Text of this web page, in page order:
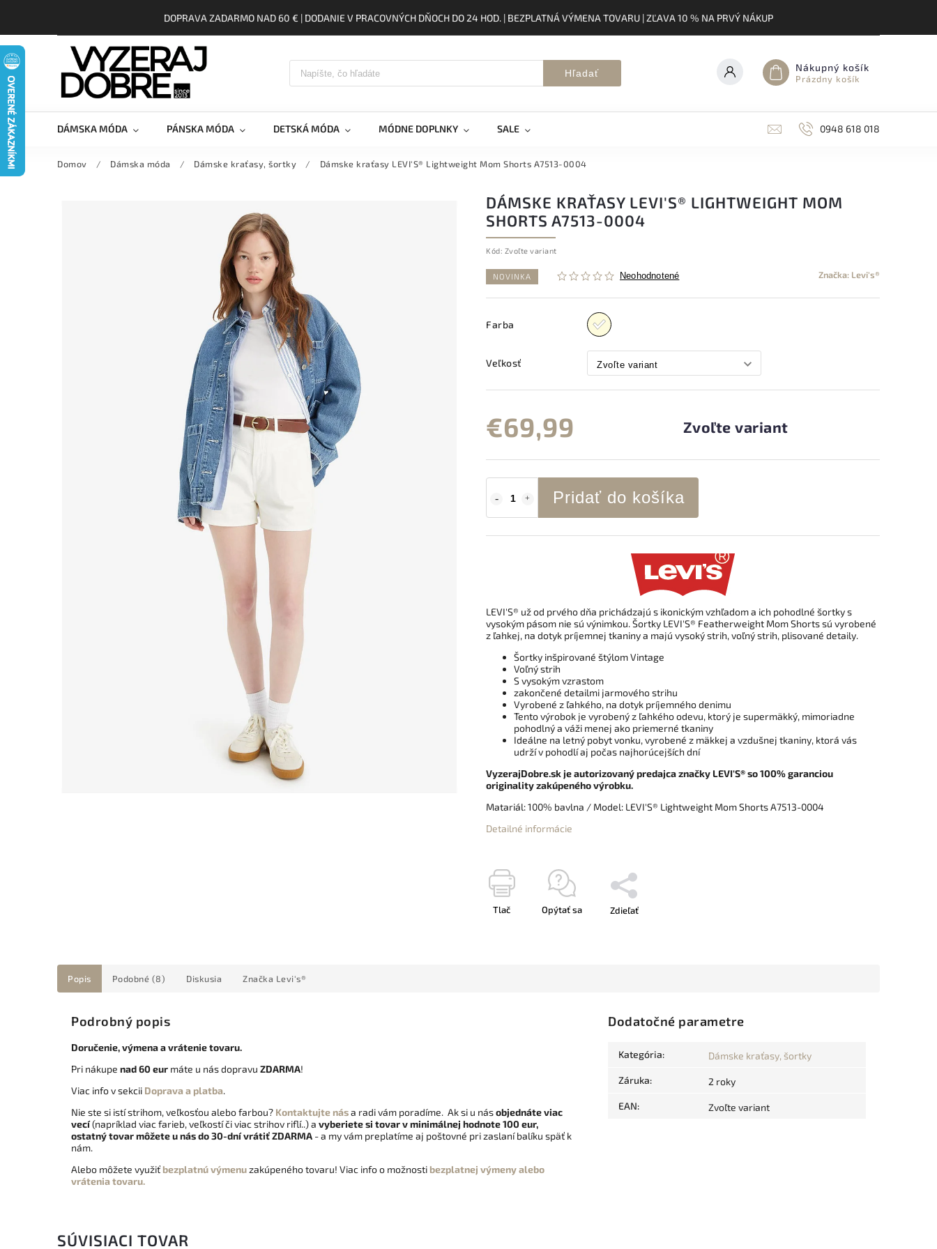
DOPRAVA ZADARMO NAD 60 € | DODANIE V PRACOVNÝCH DŇOCH DO 24 HOD. | BEZPLATNÁ VÝMENA TOVARU | ZĽAVA 10 % NA PRVÝ NÁKUP
Hľadať Nákupný košík
Prázdny košík
DÁMSKA MÓDA PÁNSKA MÓDA DETSKÁ MÓDA MÓDNE DOPLNKY SALE 0948 618 018
Domov / Dámska móda / Dámske kraťasy, šortky / Dámske kraťasy LEVI'S® Lightweight Mom Shorts A7513-0004
DÁMSKE KRAŤASY LEVI'S® LIGHTWEIGHT MOM
SHORTS A7513-0004
Kód: Zvoľte variant
NOVINKA Neohodnotené Značka: Levi's®
Farba
Veľkosť
€69,99 Zvoľte variant
Pridať do košíka
LEVI'S® už od prvého dňa prichádzajú s ikonickým vzhľadom a ich pohodlné šortky s
vysokým pásom nie sú výnimkou. Šortky LEVI'S® Featherweight Mom Shorts sú vyrobené
z ľahkej, na dotyk príjemnej tkaniny a majú vysoký strih, voľný strih, plisované detaily.
Šortky inšpirované štýlom Vintage
Voľný strih
S vysokým vzrastom
zakončené detailmi jarmového strihu
Vyrobené z ľahkého, na dotyk príjemného denimu
Tento výrobok je vyrobený z ľahkého odevu, ktorý je supermäkký, mimoriadne
pohodlný a váži menej ako priemerné tkaniny
Ideálne na letný pobyt vonku, vyrobené z mäkkej a vzdušnej tkaniny, ktorá vás
udrží v pohodlí aj počas najhorúcejších dní
VyzerajDobre.sk je autorizovaný predajca značky LEVI'S® so 100% garanciou
originality zakúpeného výrobku.
Matariál: 100% bavlna / Model: LEVI'S® Lightweight Mom Shorts A7513-0004
Detailné informácie
Tlač Opýtať sa Zdieľať
Popis Podobné (8) Diskusia Značka Levi's®
Podrobný popis
Doručenie, výmena a vrátenie tovaru.
Pri nákupe nad 60 eur máte u nás dopravu ZDARMA!
Viac info v sekcii Doprava a platba.
Nie ste si istí strihom, veľkosťou alebo farbou? Kontaktujte nása radi vám poradíme. Ak si u násobjednáte viac
vecí(napríklad viac farieb, veľkostí či viac strihov riflí..) a vyberiete si tovar v minimálnej hodnote 100 eur,
ostatný tovar môžete u nás do 30-dní vrátiťZDARMA - a my vám preplatíme aj poštovné pri zaslaní balíku späť k
nám.
Alebo môžete využiť bezplatnú výmenuzakúpeného tovaru! Viac info o možnosti bezplatnej výmeny alebo
vrátenia tovaru.
Dodatočné parametre
Kategória: Dámske kraťasy, šortky
Záruka: 2 roky
EAN: Zvoľte variant
SÚVISIACI TOVAR